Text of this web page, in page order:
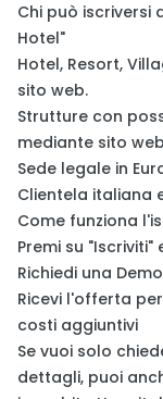
Chi può iscriversi
Hotel"
Hotel, Resort,
sito web.
Strutture con
mediante sito
Sede legale in
Clientela italiana
Come funziona
Premi su
Richiedi una
Ricevi l'offerta
costi aggiuntivi
Se vuoi solo
dettagli, puoi